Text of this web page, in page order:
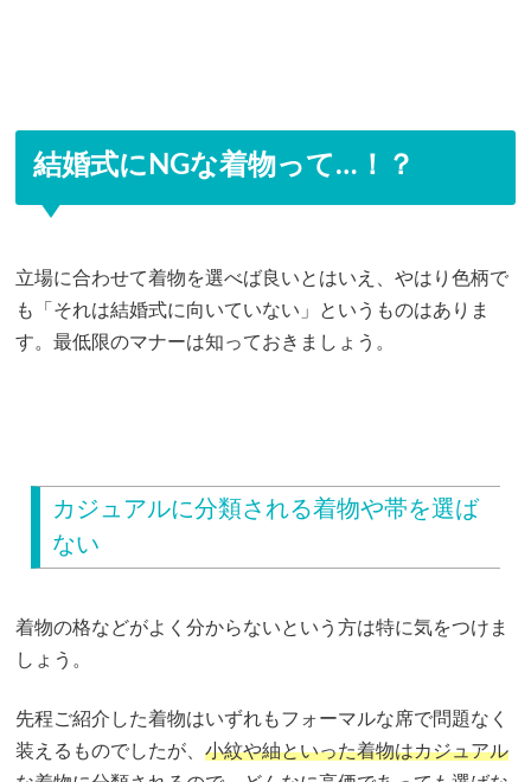
結婚式にNGな着物って…！？
立場に合わせて着物を選べば良いとはいえ、やはり色柄で
も「それは結婚式に向いていない」というものはありま
す。最低限のマナーは知っておきましょう。
カジュアルに分類される着物や帯を選ば
ない
着物の格などがよく分からないという方は特に気をつけま
しょう。
先程ご紹介した着物はいずれもフォーマルな席で問題なく
装えるものでしたが、小紋や紬といった着物はカジュアル